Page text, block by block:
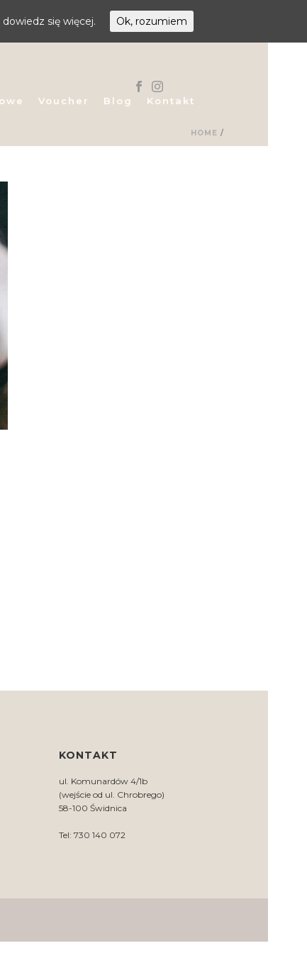
Voucher Blog Kontakt
HOME /
KONTAKT
ul. Komunardów 4/1b
(wejście od ul. Chrobrego)
58-100 Świdnica
Tel: 730 140 072
dowiedz się więcej. Ok, rozumiem